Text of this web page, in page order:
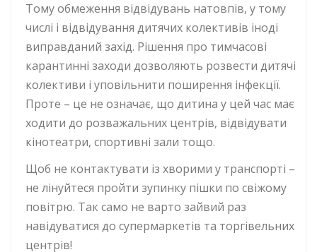
Тому обмеження відвідувань натовпів, у тому
числі і відвідування дитячих колективів іноді
виправданий захід. Рішення про тимчасові
карантинні заходи дозволяють розвести дитячі
колективи і уповільнити поширення інфекції.
Проте – це не означає, що дитина у цей час має
ходити до розважальних центрів, відвідувати
кінотеатри, спортивні зали тощо.
Щоб не контактувати із хворими у транспорті –
не лінуйтеся пройти зупинку пішки по свіжому
повітрю. Так само не варто зайвий раз
навідуватися до супермаркетів та торгівельних
центрів!